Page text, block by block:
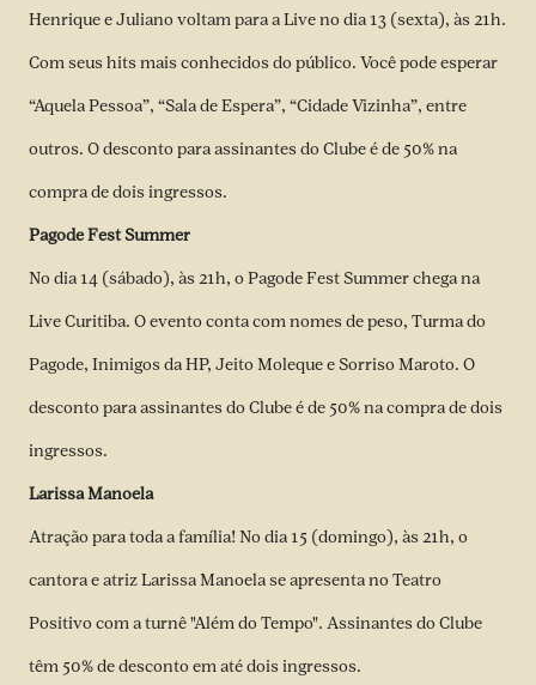
Henrique e Juliano voltam para a Live no dia 13 (sexta), às 21h.
Com seus hits mais conhecidos do público. Você pode esperar
“Aquela Pessoa”, “Sala de Espera”, “Cidade Vizinha”, entre
outros. O desconto para assinantes do Clube é de 50% na
compra de dois ingressos.
Pagode Fest Summer
No dia 14 (sábado), às 21h, o Pagode Fest Summer chega na
Live Curitiba. O evento conta com nomes de peso, Turma do
Pagode, Inimigos da HP, Jeito Moleque e Sorriso Maroto. O
desconto para assinantes do Clube é de 50% na compra de dois
ingressos.
Larissa Manoela
Atração para toda a família! No dia 15 (domingo), às 21h, o
cantora e atriz Larissa Manoela se apresenta no Teatro
Positivo com a turnê "Além do Tempo". Assinantes do Clube
têm 50% de desconto em até dois ingressos.